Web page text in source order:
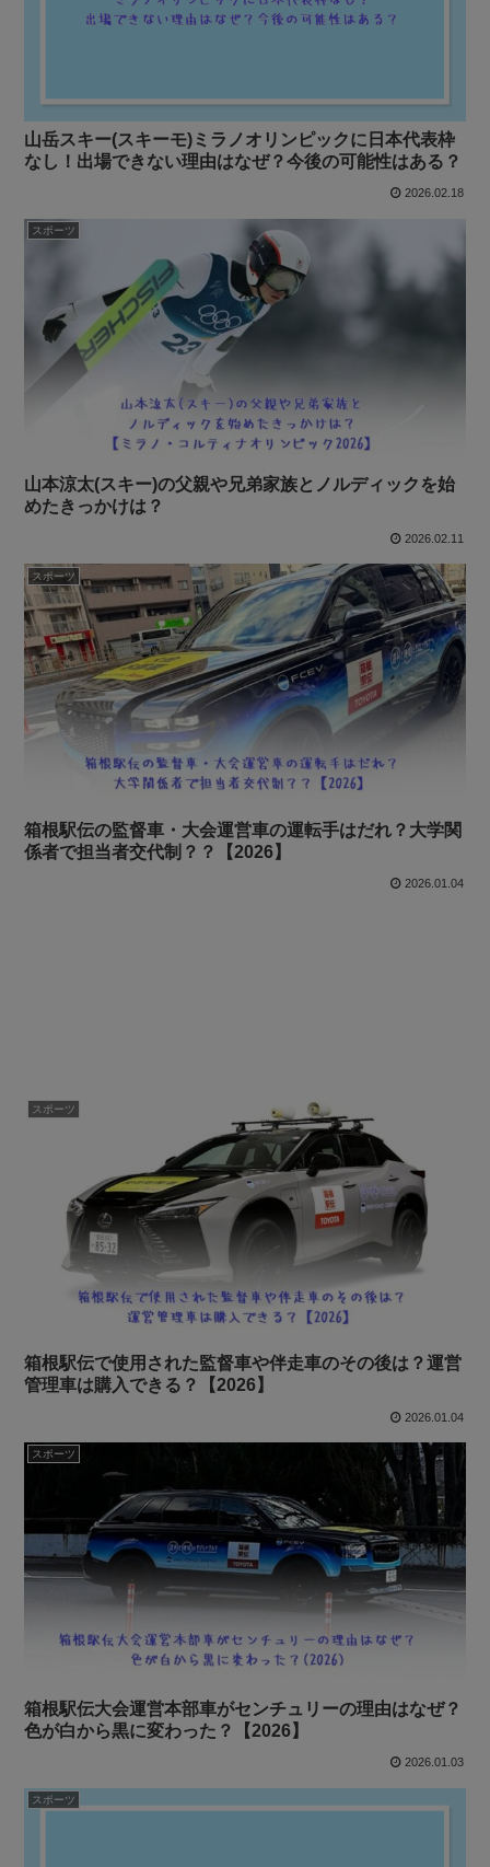
山岳スキー(スキーモ)ミラノオリンピックに日本代表枠
なし！出場できない理由はなぜ？今後の可能性はある？
2026.02.18
スポーツ
山本涼太(スキー)の父親や兄弟家族とノルディックを始
めたきっかけは？
2026.02.11
スポーツ
箱根駅伝の監督車・大会運営車の運転手はだれ？大学関
係者で担当者交代制？？【2026】
2026.01.04
スポーツ
箱根駅伝で使用された監督車や伴走車のその後は？運営
管理車は購入できる？【2026】
2026.01.04
スポーツ
箱根駅伝大会運営本部車がセンチュリーの理由はなぜ？
色が白から黒に変わった？【2026】
2026.01.03
スポーツ